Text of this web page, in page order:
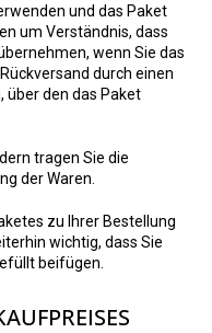
und das Paket
um Verständnis, dass
wenn Sie das
durch einen
über den das Paket
tragen Sie die
der Waren.
zu Ihrer Bestellung
wichtig, dass Sie
beifügen.